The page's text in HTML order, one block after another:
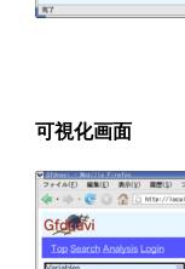
可視化画面